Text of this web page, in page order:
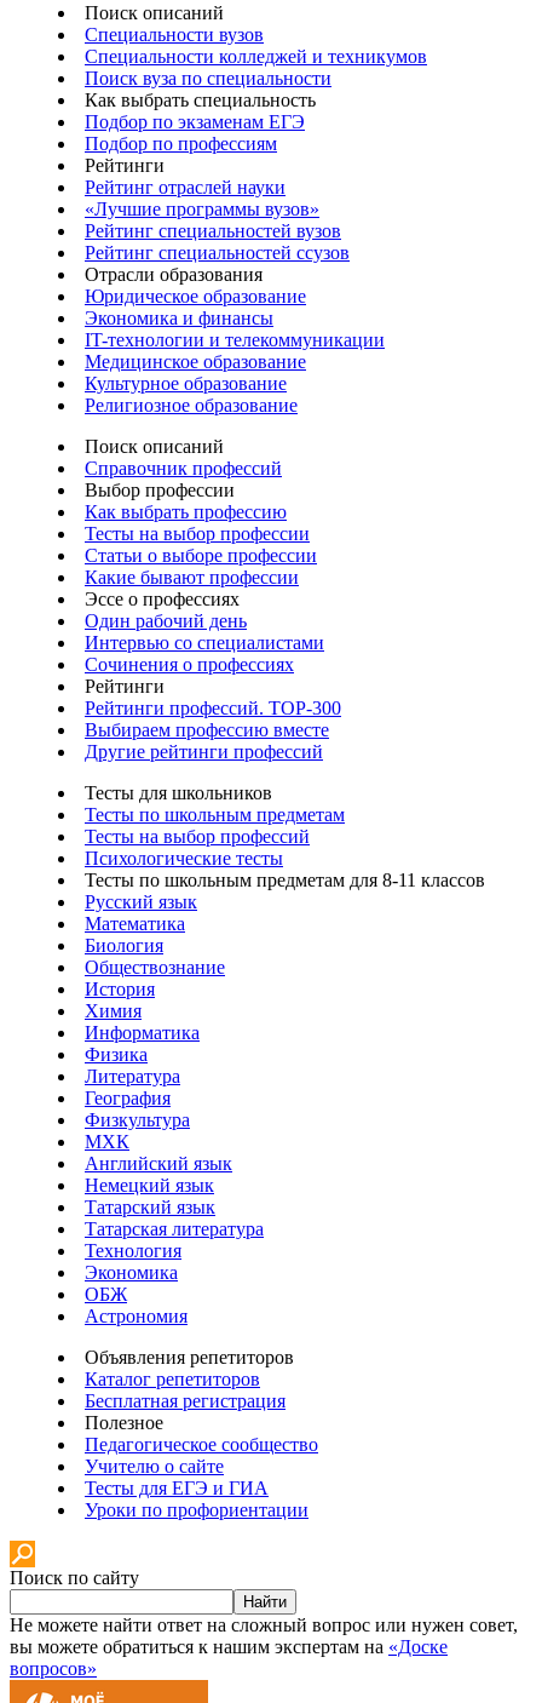
Поиск описаний
Специальности вузов
Специальности колледжей и техникумов
Поиск вуза по специальности
Как выбрать специальность
Подбор по экзаменам ЕГЭ
Подбор по профессиям
Рейтинги
Рейтинг отраслей науки
«Лучшие программы вузов»
Рейтинг специальностей вузов
Рейтинг специальностей ссузов
Отрасли образования
Юридическое образование
Экономика и финансы
IT-технологии и телекоммуникации
Медицинское образование
Культурное образование
Религиозное образование
Поиск описаний
Справочник профессий
Выбор профессии
Как выбрать профессию
Тесты на выбор профессии
Статьи о выборе профессии
Какие бывают профессии
Эссе о профессиях
Один рабочий день
Интервью со специалистами
Сочинения о профессиях
Рейтинги
Рейтинги профессий. TOP-300
Выбираем профессию вместе
Другие рейтинги профессий
Тесты для школьников
Тесты по школьным предметам
Тесты на выбор профессий
Психологические тесты
Тесты по школьным предметам для 8-11 классов
Русский язык
Математика
Биология
Обществознание
История
Химия
Информатика
Физика
Литература
География
Физкультура
МХК
Английский язык
Немецкий язык
Татарский язык
Татарская литература
Технология
Экономика
ОБЖ
Астрономия
Объявления репетиторов
Каталог репетиторов
Бесплатная регистрация
Полезное
Педагогическое сообщество
Учителю о сайте
Тесты для ЕГЭ и ГИА
Уроки по профориентации
Поиск по сайту
Найти
Не можете найти ответ на сложный вопрос или нужен совет,
вы можете обратиться к нашим экспертам на «Доске
вопросов»